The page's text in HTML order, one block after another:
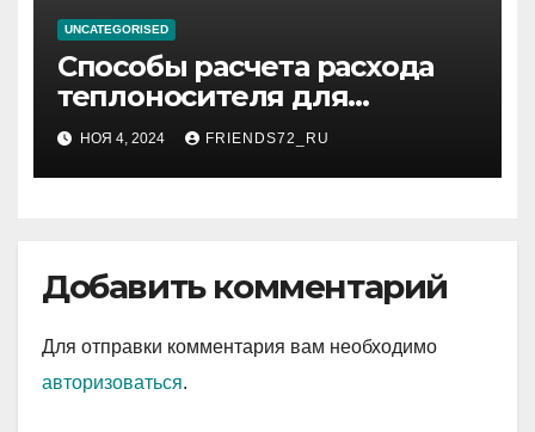
UNCATEGORISED
Способы расчета расхода
теплоносителя для
системы отопления
НОЯ 4, 2024 FRIENDS72_RU
Добавить комментарий
Для отправки комментария вам необходимо
авторизоваться.